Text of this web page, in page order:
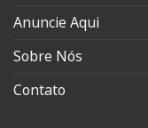
Anuncie Aqui
Sobre Nós
Contato